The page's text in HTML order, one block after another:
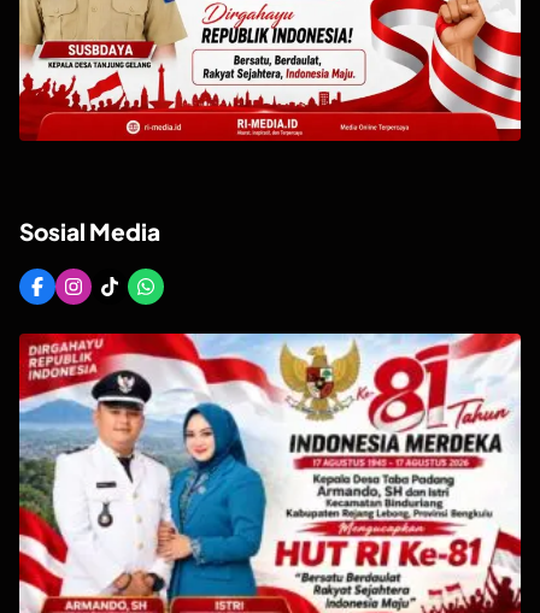
Sosial Media